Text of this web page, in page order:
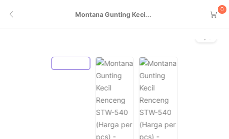
Montana Gunting Keci...
0